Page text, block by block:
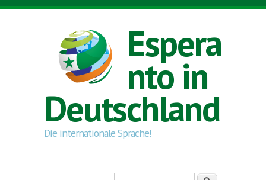
Direkt zum Inhalt
Espera
nto in
Deutschland
Die internationale Sprache!